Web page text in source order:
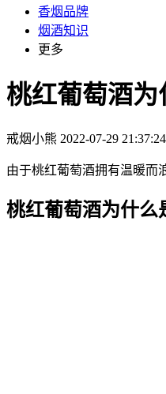
香烟品牌
烟酒知识
更多
桃红葡萄酒
戒烟小熊 2022-07-29 21:37:24
由于桃红葡萄酒拥有温暖而
桃红葡萄酒为什么